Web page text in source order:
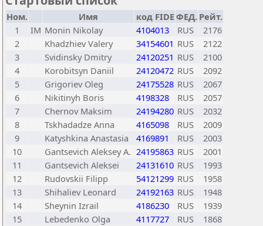
Ном. Имя код FIDEФЕД. Рейт.
1
IM Monin Nikolay 4104013 RUS
2176
2
Khadzhiev Valery 34154601 RUS
2122
3
Svidinsky Dmitry 24120251 RUS
2100
4
Korobitsyn Daniil 24120472 RUS
2092
5
Grigoriev Oleg 24175528 RUS
2067
6
Nikitinyh Boris 4198328 RUS
2057
7
Chernov Maksim 24194280 RUS
2032
8
Tskhadadze Anna 4165098 RUS
2009
9
Katyshkina Anastasia 4169891 RUS
2003
10
Gantsevich Aleksey A. 24195863 RUS
2001
11
Gantsevich Aleksei 24131610 RUS
1993
12
Rudovskii Filipp 54121299 RUS
1958
13
Shihaliev Leonard 24192163 RUS
1948
14
Sheynin Izrail 4186230 RUS
1939
15
Lebedenko Olga 4117727 RUS
1868